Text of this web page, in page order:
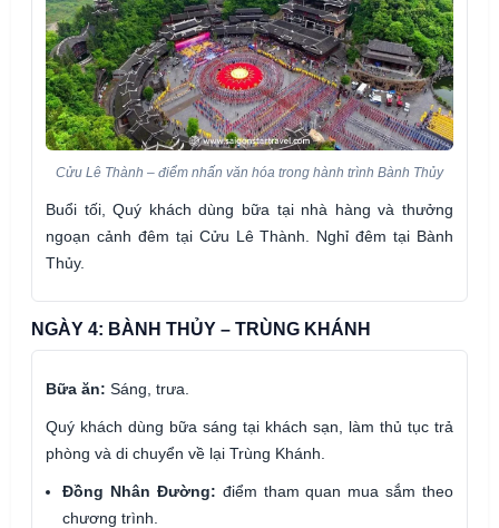
Cửu Lê Thành – điểm nhấn văn hóa trong hành trình Bành Thủy
Buổi tối, Quý khách dùng bữa tại nhà hàng và thưởng
ngoạn cảnh đêm tại Cửu Lê Thành. Nghỉ đêm tại Bành
Thủy.
NGÀY 4: BÀNH THỦY – TRÙNG KHÁNH
Bữa ăn: Sáng, trưa.
Quý khách dùng bữa sáng tại khách sạn, làm thủ tục trả
phòng và di chuyển về lại Trùng Khánh.
Đồng Nhân Đường: điểm tham quan mua sắm theo
chương trình.